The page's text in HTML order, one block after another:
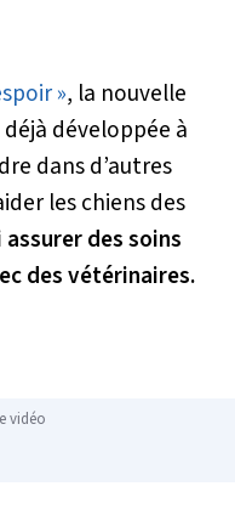
», la nouvelle
déjà développée à
dans d’autres
les chiens des
des soins
des vétérinaires.
vidéo